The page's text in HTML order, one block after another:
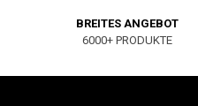
BREITES ANGEBOT
6000+ PRODUKTE